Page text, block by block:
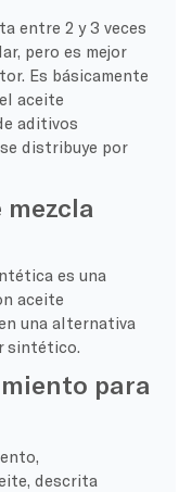
entre 2 y 3 veces
pero es mejor
Es básicamente
aceite
aditivos
distribuye por
es una
aceite
una alternativa
sintético.
para
descrita